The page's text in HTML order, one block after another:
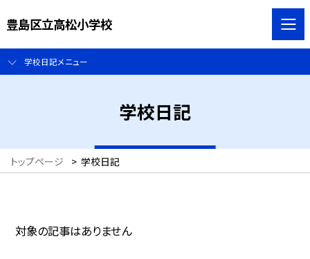
豊島区立高松小学校
学校日記メニュー
学校日記
トップページ > 学校日記
対象の記事はありません